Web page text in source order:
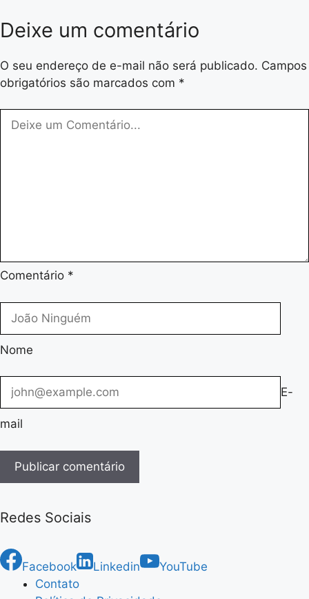
Deixe um comentário
O seu endereço de e-mail não será publicado. Campos
obrigatórios são marcados com *
Comentário *
Nome
E-
mail
Redes Sociais
Facebook Linkedin
YouTube
Contato